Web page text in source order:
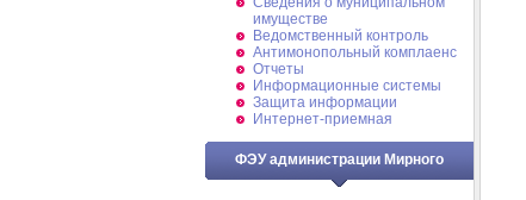
имуществе
Ведомственный контроль
Антимонопольный комплаенс
Отчеты
Информационные системы
Защита информации
Интернет-приемная
ФЭУ администрации Мирного